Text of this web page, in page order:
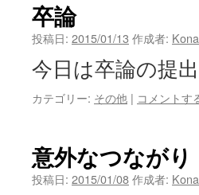
卒論
投稿日: 2015/01/13 作成者:
今日は卒論の提
カテゴリー: その他 | コメントす
意外なつながり
投稿日: 2015/01/08作成者: